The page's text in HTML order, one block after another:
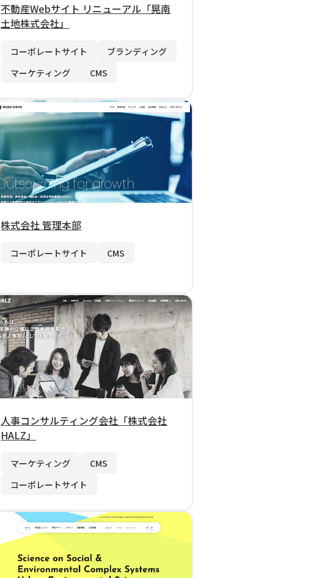
不動産Webサイト リニューアル「晃南
土地株式会社」
コーポレートサイト
ブランディング
マーケティング
CMS
株式会社 管理本部
コーポレートサイト CMS
人事コンサルティング会社「株式会社
HALZ」
マーケティング
CMS
コーポレートサイト